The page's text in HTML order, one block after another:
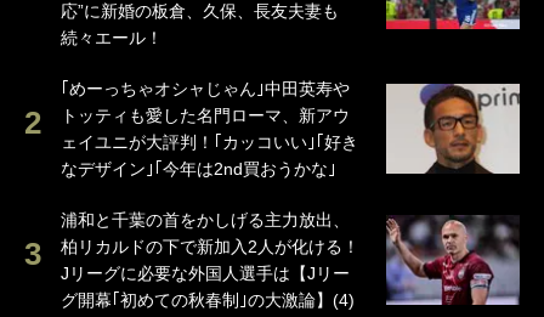
応”に新婚の板倉、久保、長友夫妻も
続々エール！
｢めーっちゃオシャじゃん｣中田英寿や
トッティも愛した名門ローマ、新アウ
ェイユニが大評判！｢カッコいい｣｢好き
なデザイン｣｢今年は2nd買おうかな｣
浦和と千葉の首をかしげる主力放出、
柏リカルドの下で新加入2人が化ける！
Jリーグに必要な外国人選手は【Jリー
グ開幕｢初めての秋春制｣の大激論】(4)